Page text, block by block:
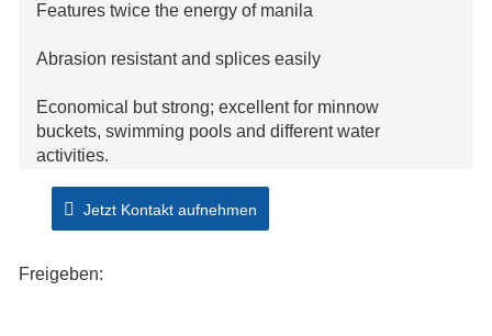
Features twice the energy of manila
Abrasion resistant and splices easily
Economical but strong; excellent for minnow
buckets, swimming pools and different water
activities.
Jetzt Kontakt aufnehmen
Freigeben: